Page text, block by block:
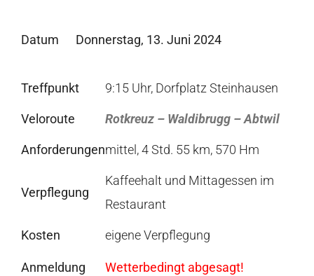
Datum Donnerstag, 13. Juni 2024
Treffpunkt 9:15 Uhr, Dorfplatz Steinhausen
Veloroute Rotkreuz – Waldibrugg – Abtwil
Anforderungenmittel, 4 Std. 55 km, 570 Hm
Verpflegung
Kaffeehalt und Mittagessen im
Restaurant
Kosten eigene Verpflegung
Anmeldung Wetterbedingt abgesagt!